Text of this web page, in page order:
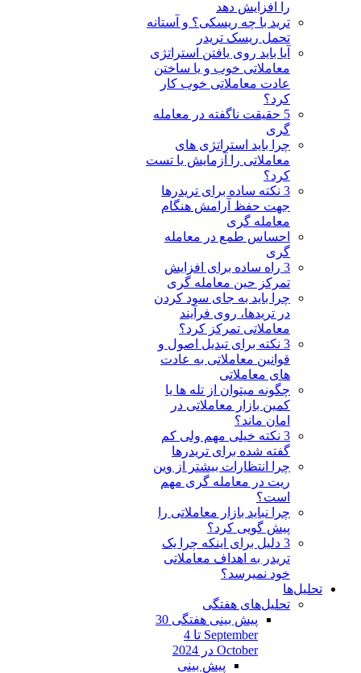
را افزایش دهد
ترید با چه ریسکی؟ و آستانه
تحمل ریسک تریدر
آیا باید روی یافتن استراتژی
معاملاتی خوب و یا ساختن
عادت معاملاتی خوب کار
کرد؟
5 حقیقت ناگفته در معامله
گری
چرا باید استراتژی های
معاملاتی را آزمایش یا تست
کرد؟
3 نکته ساده برای تریدرها
جهت حفظ آرامش هنگام
معامله گری
احساس طمع در معامله
گری
3 راه ساده برای افزایش
تمرکز حین معامله گری
چرا باید به جای سود کردن
در تریدها، روی فرآیند
معاملاتی تمرکز کرد؟
3 نکته برای تبدیل اصول و
قوانین معاملاتی به عادت
های معاملاتی
چگونه میتوان از تله ها یا
کمین بازار معاملاتی در
امان ماند؟
3 نکته خیلی مهم ولی کم
گفته شده برای تریدرها
چرا انتظارات بیشتر از وین
ریت در معامله گری مهم
است؟
چرا نباید بازار معاملاتی را
پیش گویی کرد؟
3 دلیل برای اینکه چرا یک
تریدر به اهداف معاملاتی
خود نمیرسد؟
تحلیل‌ها
تحلیل‌های هفتگی
پیش بینی هفتگی 30
September تا 4
October در 2024
پیش بینی